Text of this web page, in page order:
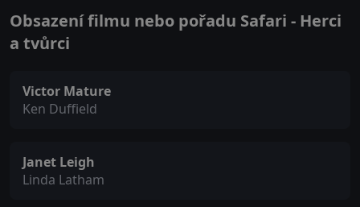
Obsazení filmu nebo pořadu Safari - Herci
a tvůrci
Victor Mature
Ken Duffield
Janet Leigh
Linda Latham